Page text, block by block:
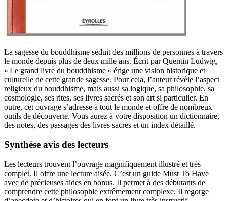
La sagesse du bouddhisme séduit des millions de personnes à travers
le monde depuis plus de deux mille ans. Écrit par Quentin Ludwig,
« Le grand livre du bouddhisme » érige une vision historique et
culturelle de cette grande sagesse. Pour cela, l’auteur révèle l’aspect
religieux du bouddhisme, mais aussi sa logique, sa philosophie, sa
cosmologie, ses rites, ses livres sacrés et son art si particulier. En
outre, cet ouvrage s’adresse à tout le monde et offre de nombreux
outils de découverte. Vous aurez à votre disposition un dictionnaire,
des notes, des passages des livres sacrés et un index détaillé.
Synthèse avis des lecteurs
Les lecteurs trouvent l’ouvrage magnifiquement illustré et très
complet. Il offre une lecture aisée. C’est un guide Must To Have
avec de précieuses aides en bonus. Il permet à des débutants de
comprendre cette philosophie extrêmement complexe. Il regorge